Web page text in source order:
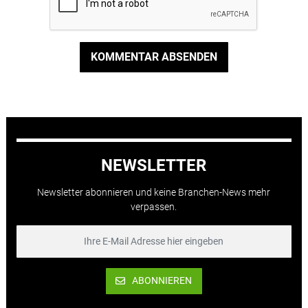
KOMMENTAR ABSENDEN
NEWSLETTER
Newsletter abonnieren und keine Branchen-News mehr
verpassen.
ABONNIEREN